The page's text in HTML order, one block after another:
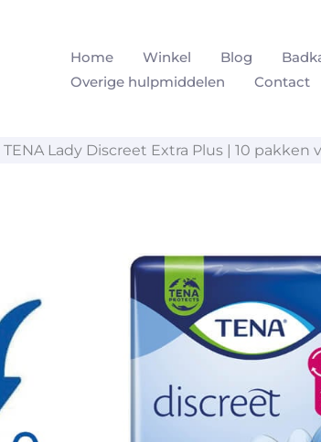
Home Winkel Blog
Overige hulpmiddelen
Contact
TENA Lady Discreet Extra Plus | 10 pakken